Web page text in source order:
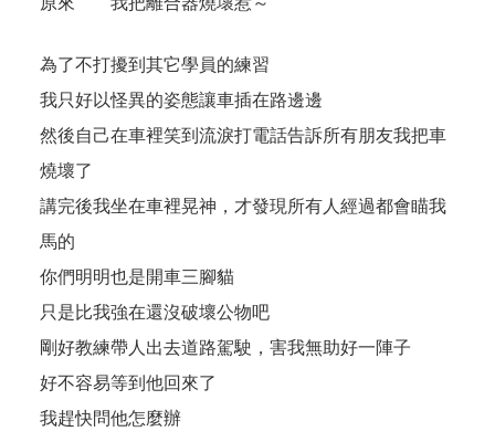
為了不打擾到其它學員的練習
我只好以怪異的姿態讓車插在路邊邊
然後自己在車裡笑到流淚打電話告訴所有朋友我把車
燒壞了
講完後我坐在車裡晃神，才發現所有人經過都會瞄我
馬的
你們明明也是開車三腳貓
只是比我強在還沒破壞公物吧
剛好教練帶人出去道路駕駛，害我無助好一陣子
好不容易等到他回來了
我趕快問他怎麼辦